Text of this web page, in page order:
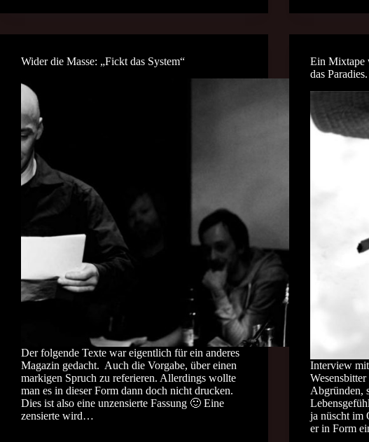
Wider die Masse: „Fickt das System“
Der folgende Texte war eigentlich für ein anderes
Magazin gedacht. Auch die Vorgabe, über einen
markigen Spruch zu referieren. Allerdings wollte
man es in dieser Form dann doch nicht drucken.
Dies ist also eine unzensierte Fassung 🙂 Eine
zensierte wird…
Ein Mixtape
das Paradies.
Interview
Abgründen,
ja nüscht im
er in Form